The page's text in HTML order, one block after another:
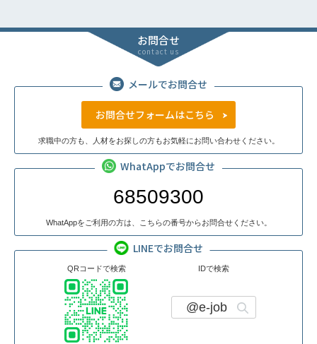
お問合せ
contact us
メールでお問合せ
お問合せフォームはこちら
求職中の方も、人材をお探しの方もお気軽にお問い合わせください。
WhatAppでお問合せ
68509300
WhatAppをご利用の方は、こちらの番号からお問合せください。
LINEでお問合せ
QRコードで検索 IDで検索
@e-job